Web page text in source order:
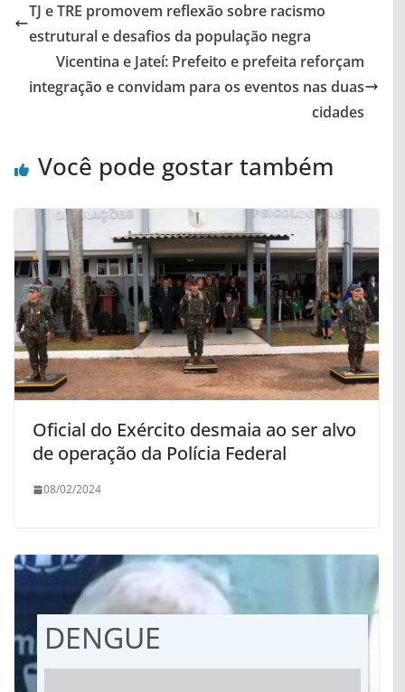
TJ e TRE promovem reflexão sobre racismo
estrutural e desafios da população negra
Vicentina e Jateí: Prefeito e prefeita reforçam
integração e convidam para os eventos nas duas
cidades
Você pode gostar também
Oficial do Exército desmaia ao ser alvo
de operação da Polícia Federal
08/02/2024
DENGUE